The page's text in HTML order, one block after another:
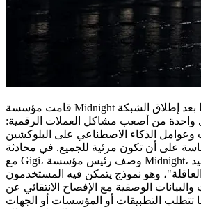
قامت مؤسسة Midnight بتوضيح رسالتها بعد إطلاق الشبكة
واحدة من أصعب مشاكل العملات الرقمية:
الذكاء الاصطناعي على البلوكشين
على أن تكون مرئية للجميع. في محادثة
مع Gigi، وصف رئيس مؤسسة Midnight، فهيم سيد، Midnight كبنية
وهو نموذج يتمكن فيه المستخدمون
والبيانات الوصفية مع الإفصاح الانتقائي عن
تتطلب التطبيقات أو المؤسسات أو الجهات